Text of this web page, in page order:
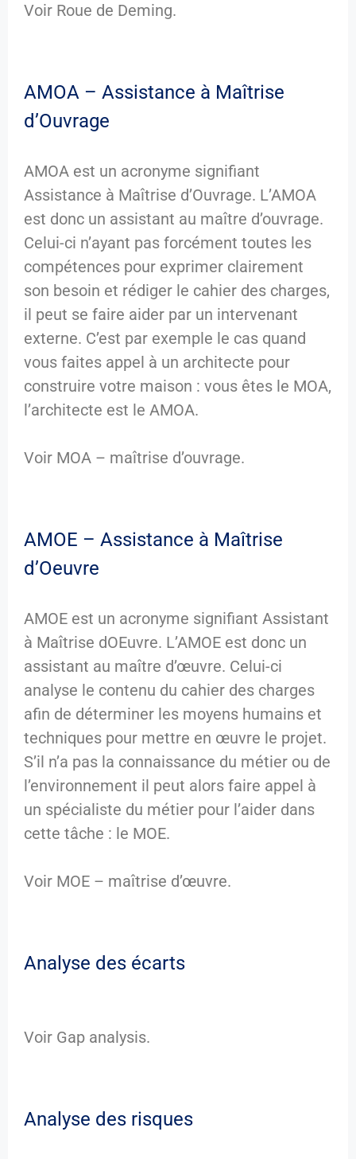
Voir Roue de Deming.
AMOA – Assistance à Maîtrise
d’Ouvrage
AMOA est un acronyme signifiant
Assistance à Maîtrise d’Ouvrage. L’AMOA
est donc un assistant au maître d’ouvrage.
Celui-ci n’ayant pas forcément toutes les
compétences pour exprimer clairement
son besoin et rédiger le cahier des charges,
il peut se faire aider par un intervenant
externe. C’est par exemple le cas quand
vous faites appel à un architecte pour
construire votre maison : vous êtes le MOA,
l’architecte est le AMOA.
Voir MOA – maîtrise d’ouvrage.
AMOE – Assistance à Maîtrise
d’Oeuvre
AMOE est un acronyme signifiant Assistant
à Maîtrise dOEuvre. L’AMOE est donc un
assistant au maître d’œuvre. Celui-ci
analyse le contenu du cahier des charges
afin de déterminer les moyens humains et
techniques pour mettre en œuvre le projet.
S’il n’a pas la connaissance du métier ou de
l’environnement il peut alors faire appel à
un spécialiste du métier pour l’aider dans
cette tâche : le MOE.
Voir MOE – maîtrise d’œuvre.
Analyse des écarts
Voir Gap analysis.
Analyse des risques